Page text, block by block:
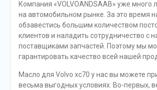
Компания «VOLVOANDSAAB» уже много
на автомобильном рынке. За это время
обзавестись большим количеством
клиентов и наладить сотрудничество с
поставщиками запчастей. Поэтому мы
гарантировать качество всей нашей
Масло для Volvo xc70 у нас вы можете
весьма выгодных условиях. Во-первых,